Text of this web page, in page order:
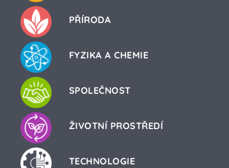
PŘÍRODA
FYZIKA A CHEMIE
SPOLEČNOST
ŽIVOTNÍ PROSTŘEDÍ
TECHNOLOGIE